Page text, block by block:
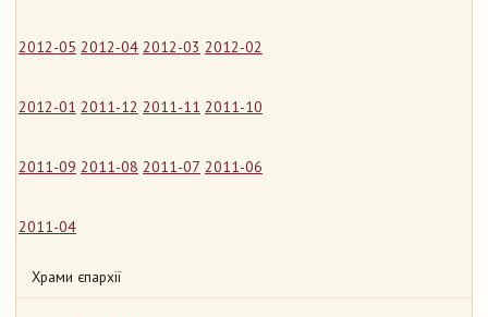
2012-05 2012-04 2012-03 2012-02
2012-01 2011-12 2011-11 2011-10
2011-09 2011-08 2011-07 2011-06
2011-04
Храми єпархії